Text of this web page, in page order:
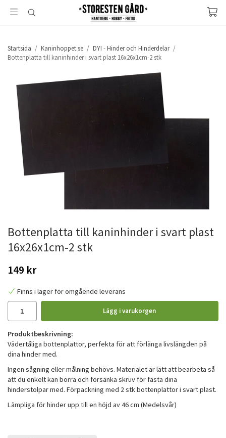
Startsida / Kaninhoppet.se / DYI - Hinder och Hinderdelar /
Bottenplatta till kaninhinder i svart plast 16x26x1cm-2 stk
Bottenplatta till kaninhinder i svart plast
16x26x1cm-2 stk
149 kr
Finns i lager för omgående leverans
Lägg i varukorgen
Produktbeskrivning:
Vädertåliga bottenplattor, perfekta för att förlänga livslängden på
dina hinder med.
Ingen sågning eller målning behövs. Materialet är lätt att bearbeta så
att du enkelt kan borra och försänka skruv för fästa dina
hinderstolpar med. Förpackning med 2 stk bottenplattor i svart plast.
Lämpliga för hinder upp till en höjd av 46 cm (Medelsvår)